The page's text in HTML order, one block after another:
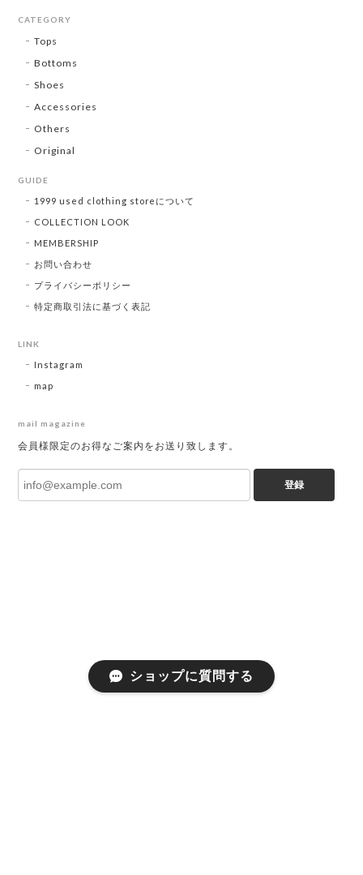
CATEGORY
Tops
Bottoms
Shoes
Accessories
Others
Original
GUIDE
1999 used clothing storeについて
COLLECTION LOOK
MEMBERSHIP
お問い合わせ
プライバシーポリシー
特定商取引法に基づく表記
LINK
Instagram
map
mail magazine
会員様限定のお得なご案内をお送り致します。
登録
ショップに質問する